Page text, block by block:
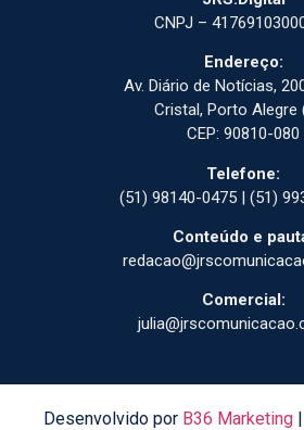
CNPJ –
Endereço:
Av. Diário de Notícias,
Cristal, Porto Alegre
CEP: 90810-080
Telefone:
(51) 98140-0475 | (51)
Conteúdo e
Comercial:
Desenvolvido por B36 Marketing|